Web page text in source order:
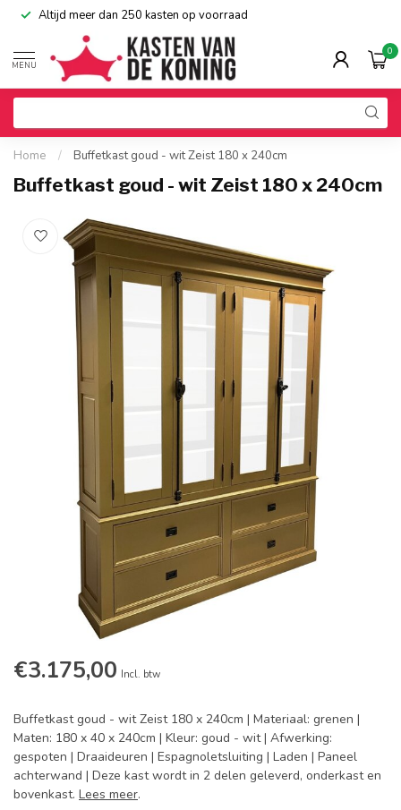
Altijd meer dan 250 kasten op voorraad
MENU
0
Home / Buffetkast goud - wit Zeist 180 x 240cm
Buffetkast goud - wit Zeist 180 x 240cm
€3.175,00 Incl. btw
Buffetkast goud - wit Zeist 180 x 240cm | Materiaal: grenen |
Maten: 180 x 40 x 240cm | Kleur: goud - wit | Afwerking:
gespoten | Draaideuren | Espagnoletsluiting | Laden | Paneel
achterwand | Deze kast wordt in 2 delen geleverd, onderkast en
bovenkast. Lees meer.